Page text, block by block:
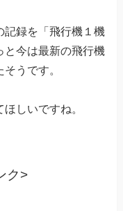
記録を「飛行機１機
と今は最新の飛行機
うです。
しいですね。
ク>